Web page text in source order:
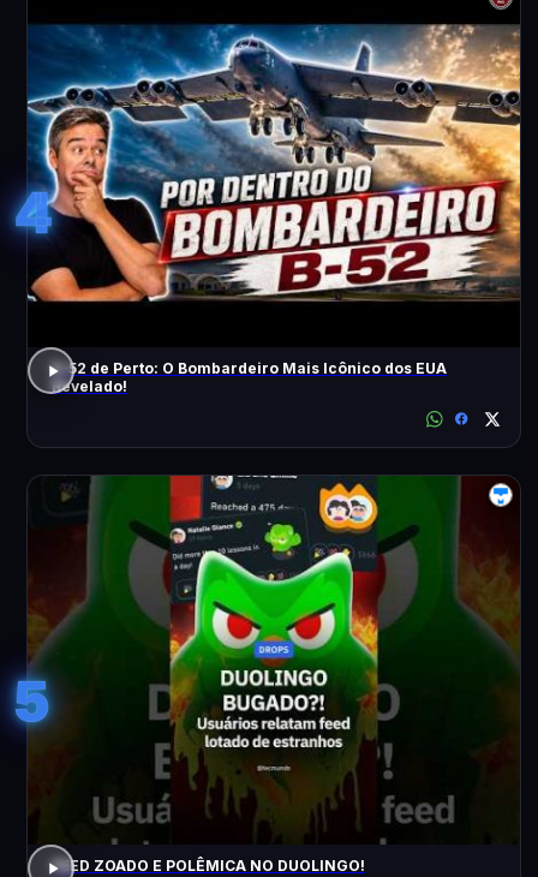
4
B-52 de Perto: O Bombardeiro Mais Icônico dos EUA
Revelado!
5
FEED ZOADO E POLÊMICA NO DUOLINGO!